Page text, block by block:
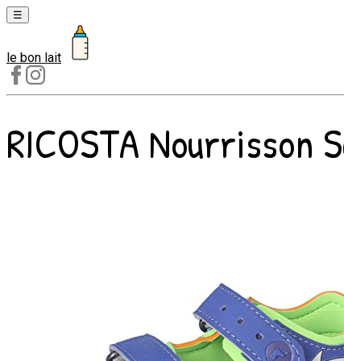
☰
Laits
1er
âge
Laits
2e
le bon lait
RICOSTA Nourrisson